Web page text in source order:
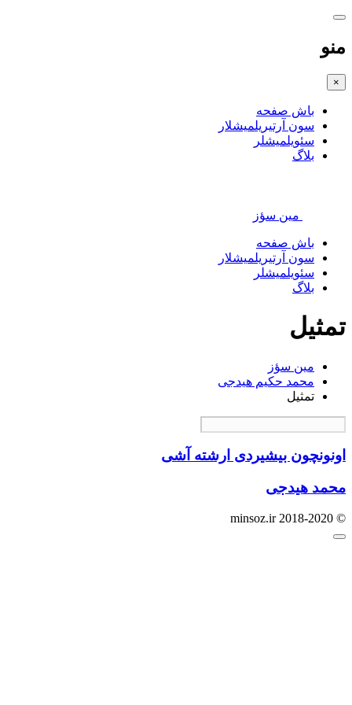
منو
×
باش صفحه
سون آرتیریلمیشلار
سئویلمیشلر
بلاگ
مین سؤز
باش صفحه
سون آرتیریلمیشلار
سئویلمیشلر
بلاگ
تمثیل
مین سؤز
محمد حکیم هیدجی
تمثیل
اونونچون بیشیردی ارشته آشی
محمد هیدجی
© minsoz.ir 2018-2020